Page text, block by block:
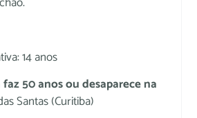
14 anos
50 anos ou desaparece na
Santas (Curitiba)